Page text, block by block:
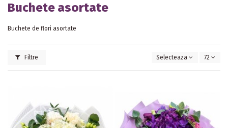
Buchete asortate
Buchete de flori asortate
Filtre Selecteaza 72